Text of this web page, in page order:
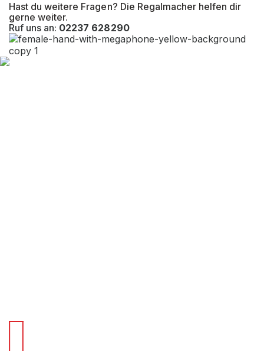
Hast du weitere Fragen? Die Regalmacher helfen dir
gerne weiter.
Ruf uns an: 02237 628290